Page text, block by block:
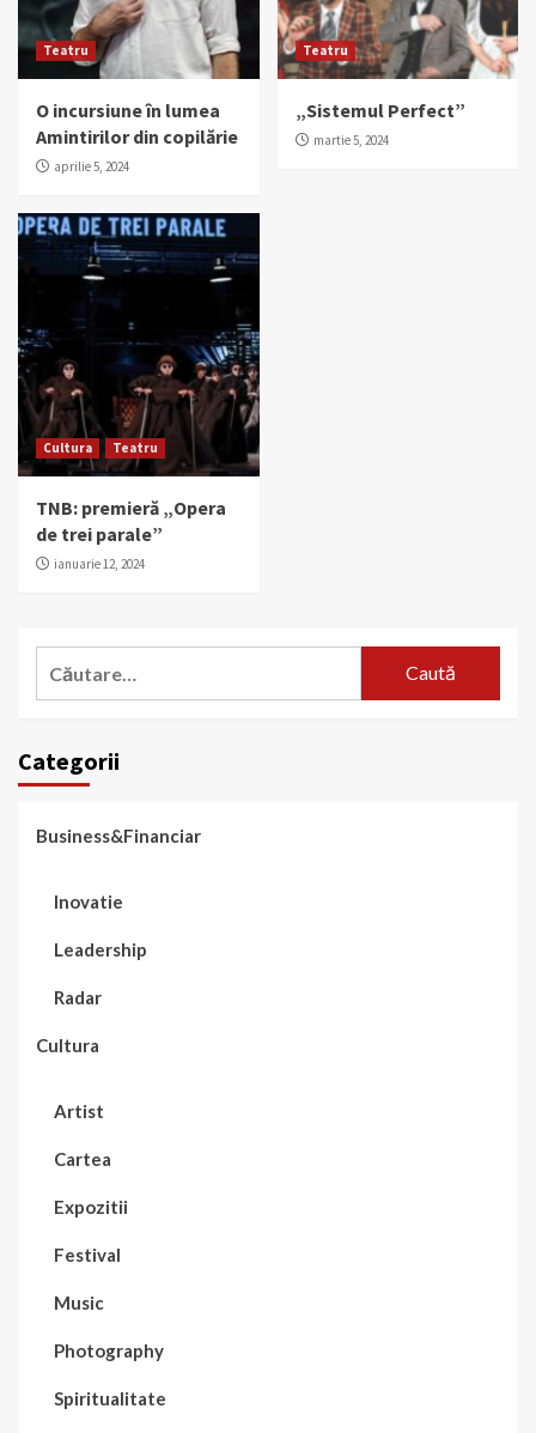
Teatru
O incursiune în lumea
Amintirilor din copilărie
aprilie 5, 2024
Teatru
„Sistemul Perfect”
martie 5, 2024
Cultura Teatru
TNB: premieră „Opera
de trei parale”
ianuarie 12, 2024
Categorii
Business&Financiar
Inovatie
Leadership
Radar
Cultura
Artist
Cartea
Expozitii
Festival
Music
Photography
Spiritualitate